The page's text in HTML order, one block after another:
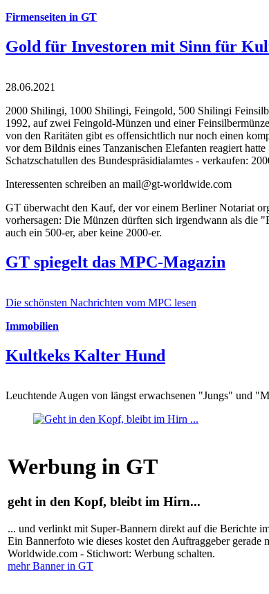
Firmenseiten in GT
Gold für Investoren mit Sinn für
28.06.2021
2000 Shilingi, 1000 Shilingi, Feingold, 500 Shilingi
1992, auf zwei Feingold-Münzen und einer
von den Raritäten gibt es offensichtlich nur noch einen
vor dem Bildnis eines Tanzanischen Elefanten reagiert
Schatzschatullen des Bundespräsidialamtes - verkaufen:
Interessenten schreiben an mail@gt-worldwide.com
GT überwacht den Kauf, der vor einem Berliner Notariat
vorhersagen: Die Münzen dürften sich irgendwann als die
auch ein 500-er, aber keine 2000-er.
GT spiegelt das MPC-Magazin
Die schönsten Nachrichten vom MPC lesen
Immobilien
Kultkeks Kalter Hund
Leuchtende Augen von längst erwachsenen "Jungs" und
Werbung in GT
geht in den Kopf, bleibt im Hirn...
... und verlinkt mit Super-Bannern direkt auf die Berichte
Ein Bannerfoto wie dieses kostet den Auftraggeber
Worldwide.com - Stichwort: Werbung schalten.
mehr Banner in GT